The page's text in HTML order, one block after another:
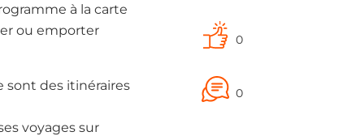
0
0
à la carte
ou emporter
sont des itinéraires
voyages sur